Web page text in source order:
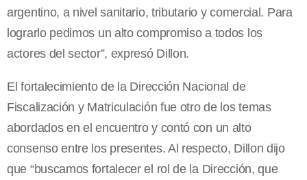
argentino, a nivel sanitario, tributario y comercial. Para
lograrlo pedimos un alto compromiso a todos los
actores del sector”, expresó Dillon.
El fortalecimiento de la Dirección Nacional de
Fiscalización y Matriculación fue otro de los temas
abordados en el encuentro y contó con un alto
consenso entre los presentes. Al respecto, Dillon dijo
que “buscamos fortalecer el rol de la Dirección, que